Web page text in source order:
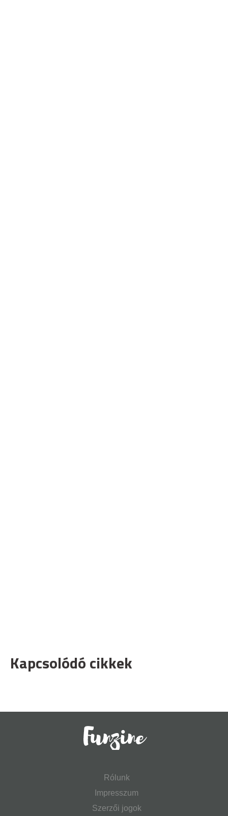
Kapcsolódó cikkek
Rólunk
Impresszum
Szerzői jogok